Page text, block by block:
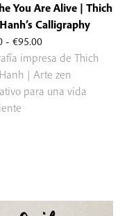
- €95.00Rango
de
precios:
desde
You Are Alive | Thich
Calligraphy
impresa de Thich
| Arte zen
para una vida